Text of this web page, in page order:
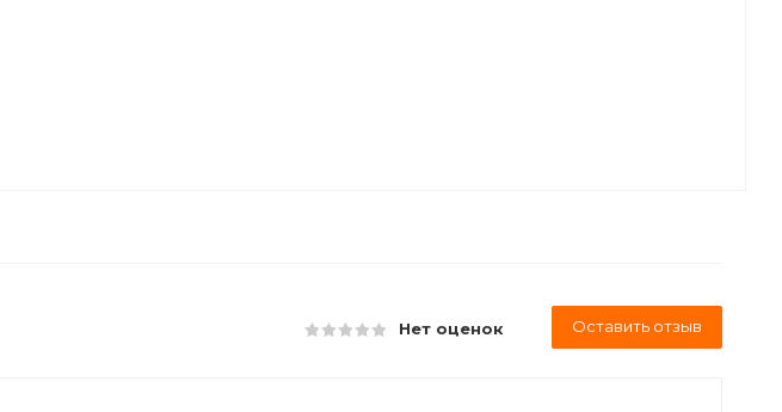
Нет оценок Оставить отзыв